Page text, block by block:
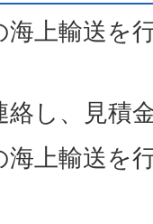
海上輸送を
絡し、見積
海上輸送を